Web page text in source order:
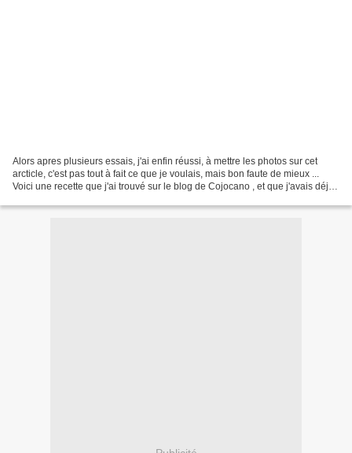
Alors apres plusieurs essais, j'ai enfin réussi, à mettre les photos sur cet
arcticle, c'est pas tout à fait ce que je voulais, mais bon faute de mieux ...
Voici une recette que j'ai trouvé sur le blog de Cojocano , et que j'avais déjà